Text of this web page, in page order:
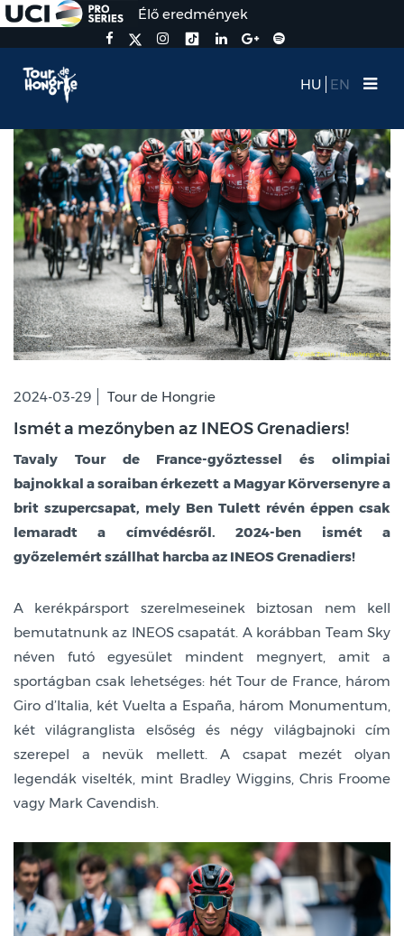
Élő eredmények
HU EN
2024-03-29 Tour de Hongrie
Ismét a mezőnyben az INEOS Grenadiers!
Tavaly Tour de France-győztessel és olimpiai
bajnokkal a soraiban érkezett a Magyar Körversenyre a
brit szupercsapat, mely Ben Tulett révén éppen csak
lemaradt a címvédésről. 2024-ben ismét a
győzelemért szállhat harcba az INEOS Grenadiers!
A kerékpársport szerelmeseinek biztosan nem kell
bemutatnunk az INEOS csapatát. A korábban Team Sky
néven futó egyesület mindent megnyert, amit a
sportágban csak lehetséges: hét Tour de France, három
Giro d’Italia, két Vuelta a España, három Monumentum,
két világranglista elsőség és négy világbajnoki cím
szerepel a nevük mellett. A csapat mezét olyan
legendák viselték, mint Bradley Wiggins, Chris Froome
vagy Mark Cavendish.